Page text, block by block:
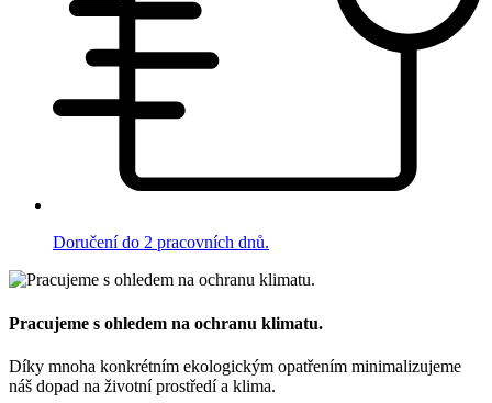
Doručení do 2 pracovních dnů.
Pracujeme s ohledem na ochranu klimatu.
Díky mnoha konkrétním ekologickým opatřením minimalizujeme
náš dopad na životní prostředí a klima.